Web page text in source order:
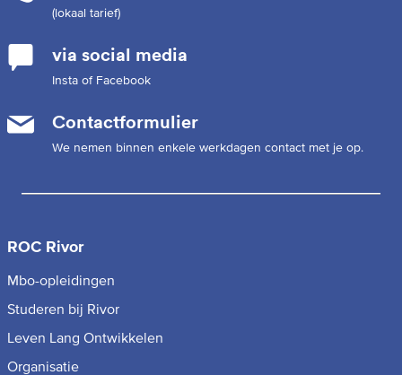
(lokaal tarief)
via social media
Insta of Facebook
Contactformulier
We nemen binnen enkele werkdagen contact met je op.
ROC Rivor
Mbo-opleidingen
Studeren bij Rivor
Leven Lang Ontwikkelen
Organisatie